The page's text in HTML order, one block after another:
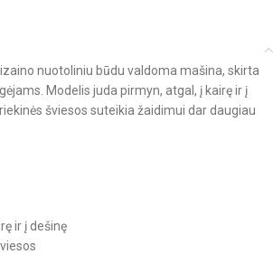
nuotoliniu būdu valdoma mašina, skirta
Modelis juda pirmyn, atgal, į kairę ir į
šviesos suteikia žaidimui dar daugiau
ir į dešinę